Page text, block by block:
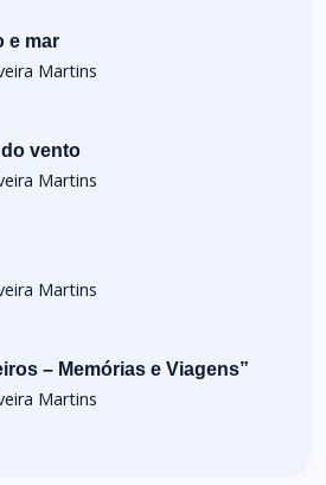
e mar
Martins
vento
Martins
Martins
– Memórias e Viagens”
Martins